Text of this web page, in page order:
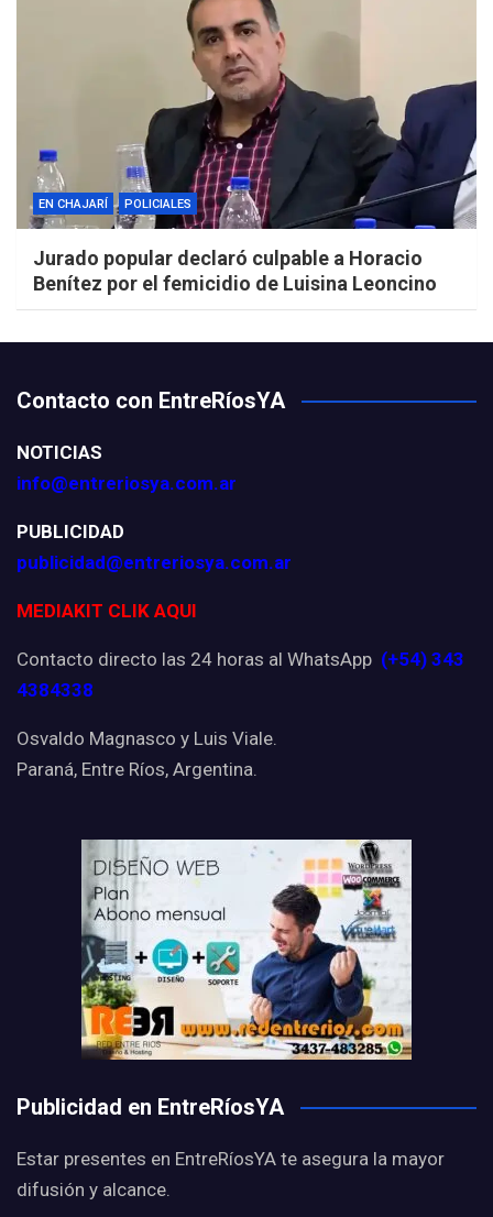
EN CHAJARÍ POLICIALES
Jurado popular declaró culpable a Horacio
Benítez por el femicidio de Luisina Leoncino
Contacto con EntreRíosYA
NOTICIAS
info@entreriosya.com.ar
PUBLICIDAD
publicidad@entreriosya.com.ar
MEDIAKIT CLIK AQUI
Contacto directo las 24 horas al WhatsApp (+54) 343
4384338
Osvaldo Magnasco y Luis Viale.
Paraná, Entre Ríos, Argentina.
Publicidad en EntreRíosYA
Estar presentes en EntreRíosYA te asegura la mayor
difusión y alcance.